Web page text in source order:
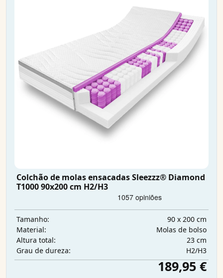
Colchão de molas ensacadas Sleezzz® Diamond
T1000 90x200 cm H2/H3
Tamanho:
90 x 200 cm
Material:
Molas de bolso
Altura total:
23 cm
Grau de dureza:
H2/H3
189,95 €